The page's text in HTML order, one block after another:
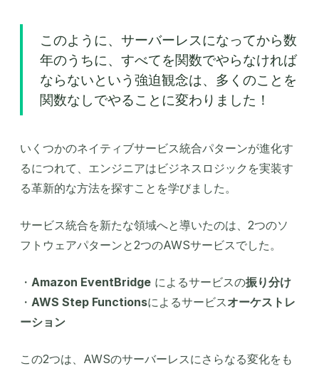
このように、サーバーレスになってから数
年のうちに、すべてを関数でやらなければ
ならないという強迫観念は、多くのことを
関数なしでやることに変わりました！
いくつかのネイティブサービス統合パターンが進化す
るにつれて、エンジニアはビジネスロジックを実装す
る革新的な方法を探すことを学びました。
サービス統合を新たな領域へと導いたのは、2つのソ
フトウェアパターンと2つのAWSサービスでした。
・ Amazon EventBridge によるサービスの振り分け
・ AWS Step Functionsによるサービスオーケストレ
ーション
この2つは、AWSのサーバーレスにさらなる変化をも